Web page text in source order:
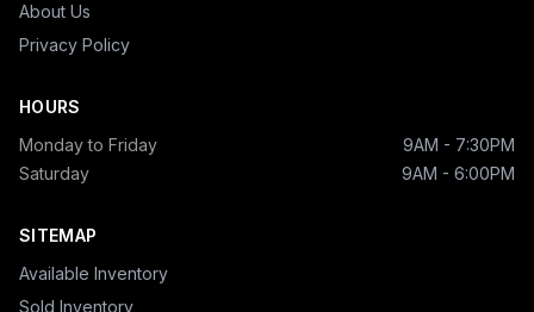
About Us
Privacy Policy
HOURS
Monday to Friday
9AM - 7:30PM
Saturday
9AM - 6:00PM
SITEMAP
Available Inventory
Sold Inventory